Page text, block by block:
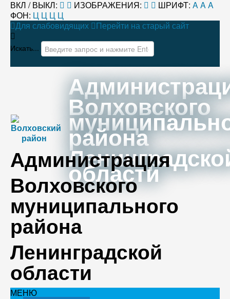
ВКЛ / ВЫКЛ: ИЗОБРАЖЕНИЯ: ШРИФТ: AAA
ФОН: Ц Ц Ц Ц
Для слабовидящих
Перейти на старый сайт
Искать...
Волховского
района
области
Администрация
Волховского
муниципального
района
Ленинградской
области
МЕНЮ